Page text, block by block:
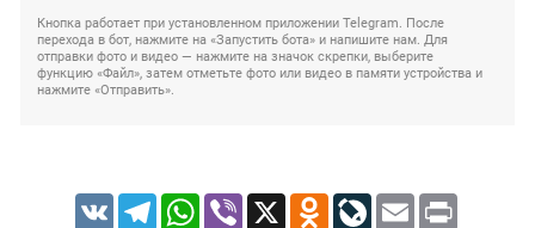
Кнопка работает при установленном приложении Telegram. После
перехода в бот, нажмите на «Запустить бота» и напишите нам. Для
отправки фото и видео — нажмите на значок скрепки, выберите
функцию «Файл», затем отметьте фото или видео в памяти устройства и
нажмите «Отправить».
VK TelegramWhatsApp
Viber X Odnoklassniki
LiveJournal
Email Print